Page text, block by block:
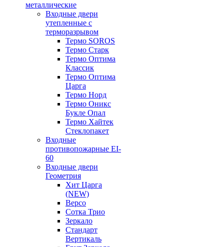
металлические
Входные двери
утепленные с
терморазрывом
Термо SOROS
Термо Старк
Термо Оптима
Классик
Термо Оптима
Царга
Термо Норд
Термо Оникс
Букле Опал
Термо Хайтек
Стеклопакет
Входные
противопожарные EI-
60
Входные двери
Геометрия
Хит Царга
(NEW)
Версо
Сотка Трио
Зеркало
Стандарт
Вертикаль